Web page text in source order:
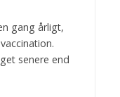
gang årligt,
senere end